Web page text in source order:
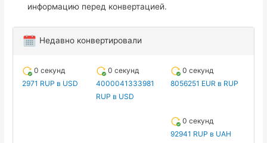
информацию перед конвертацией.
Недавно конвертировали
0 секунд
2971 RUP в USD
0 секунд
4000041333981
RUP в USD
0 секунд
8056251 EUR в RUP
0 секунд
92941 RUP в UAH